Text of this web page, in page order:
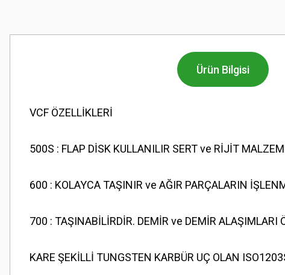
Ürün Bilgisi
VCF ÖZELLİKLERİ
500S : FLAP DİSK KULLANILIR SERT ve RİJİT
600 : KOLAYCA TAŞINIR ve AĞIR PARÇALARIN
700 : TAŞINABİLİRDİR. DEMİR ve DEMİR ALAŞIMLARI
KARE ŞEKİLLİ TUNGSTEN KARBÜR UÇ OLAN